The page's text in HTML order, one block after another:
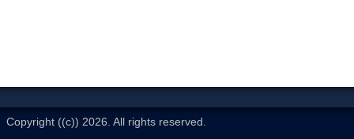
Copyright ((c)) 2026. All rights reserved.